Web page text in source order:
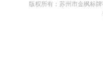
版权所有：苏州市金枫标